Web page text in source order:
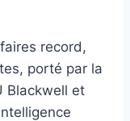
record,
porté par la
Blackwell et